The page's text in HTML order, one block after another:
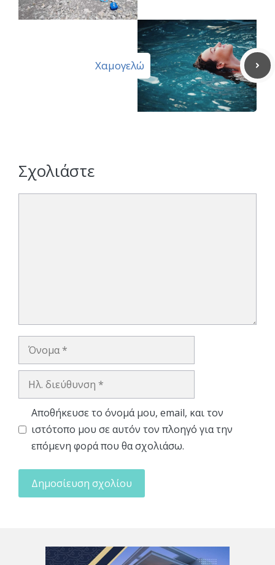
Χαμογελώ
Σχολιάστε
Όνομα
Ηλ.
Αποθήκευσε το όνομά μου, email, και τον
ιστότοπο μου σε αυτόν τον πλοηγό για την
επόμενη φορά που θα σχολιάσω.